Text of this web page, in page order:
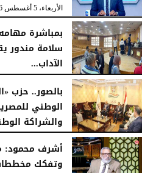
الأربعاء، 5 أغسطس 2026
بمباشرة
سلامة مندور
الآداب...
الأربعاء، 5 أغسطس 2026
بالصور.. حزب
الوطني
والشراكة
الثلاثاء، 4 أغسطس 2026
أشرف محمود:
وتفكك